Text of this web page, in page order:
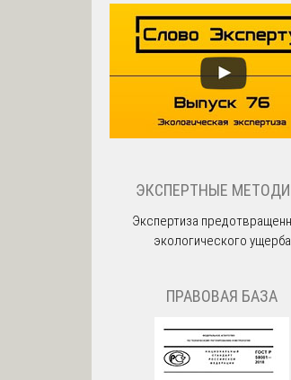
ЭКСПЕРТНЫЕ
Экспертиза
экологического ущерба
ПРАВОВАЯ БАЗА